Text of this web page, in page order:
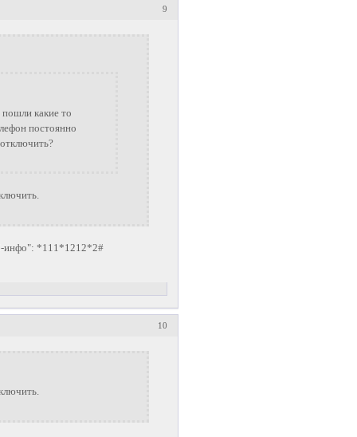
9
какие то
постоянно
инфо": *111*1212*2#
10